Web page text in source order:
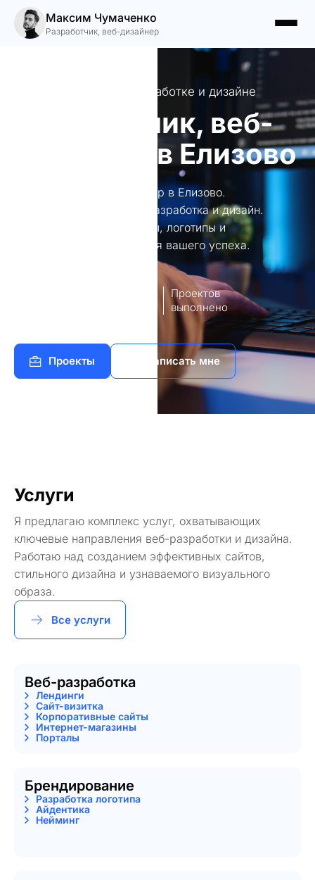
Максим Чумаченко
Разработчик, веб-дизайнер
Ваш эксперт в веб-разработке и дизайне
Разработчик, веб-
дизайнер в Елизово
Разработчик, веб-дизайнер в Елизово.
Профессиональная веб-разработка и дизайн.
Создаю уникальные сайты, логотипы и
автоматизирую бизнес для вашего успеха.
Проектов
выполнено
Проекты Написать мне
Услуги
Я предлагаю комплекс услуг, охватывающих
ключевые направления веб-разработки и дизайна.
Работаю над созданием эффективных сайтов,
стильного дизайна и узнаваемого визуального
образа.
Все услуги
Веб-разработка
Лендинги
Сайт-визитка
Корпоративные сайты
Интернет-магазины
Порталы
Брендирование
Разработка логотипа
Айдентика
Нейминг